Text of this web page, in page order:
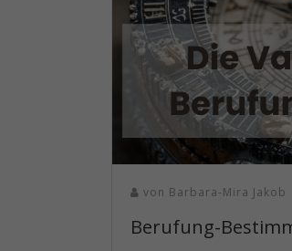
von Barbara-Mira Jakob
Berufung-